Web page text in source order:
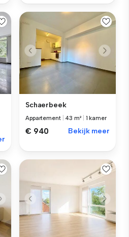
Schaerbeek
Appartement 43 m² 1 kamer
€ 940 Bekijk meer